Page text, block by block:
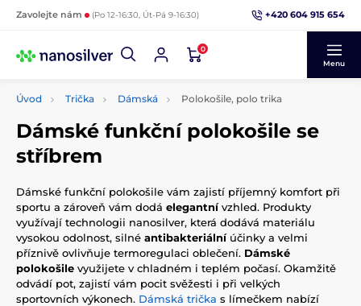
Zavolejte nám (Po 12-16:30, Út-Pá 9-16:30) +420 604 915 654
0
Menu
Úvod Trička Dámská Polokošile, polo trika
Dámské funkční polokošile se
stříbrem
Dámské funkční polokošile vám zajistí příjemný komfort při
sportu a zároveň vám dodá elegantnívzhled. Produkty
využívají technologii nanosilver, která dodává materiálu
vysokou odolnost, silné antibakteriálníúčinky a velmi
příznivě ovlivňuje termoregulaci oblečení. Dámské
polokošile využijete v chladném i teplém počasí. Okamžitě
odvádí pot, zajistí vám pocit svěžesti i při velkých
sportovních výkonech. Dámská trička s límečkem nabízí